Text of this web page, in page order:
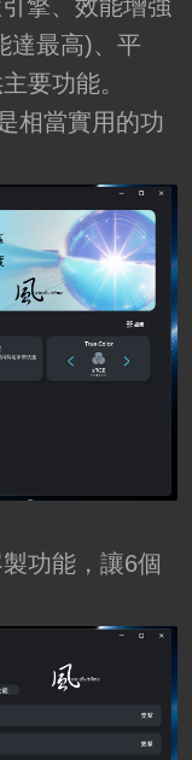
擎、效能增強
達最高)、平
要功能。
相當實用的功
功能，讓6個